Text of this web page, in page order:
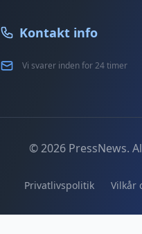
Kontakt info
Vi svarer inden for 24 timer
© 2026 PressNews.
Privatlivspolitik Vilkår